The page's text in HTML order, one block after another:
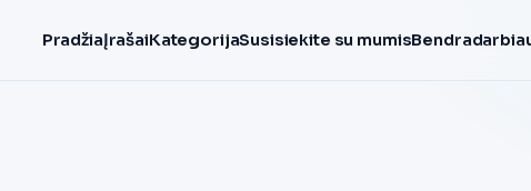
PradžiaĮrašaiKategorijaSusisiekite su mumis